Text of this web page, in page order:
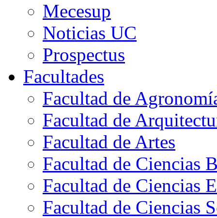
Mecesup
Noticias UC
Prospectus
Facultades
Facultad de
Facultad de
Facultad de Artes
Facultad de Ciencias
Facultad de Ciencias
Facultad de Ciencias